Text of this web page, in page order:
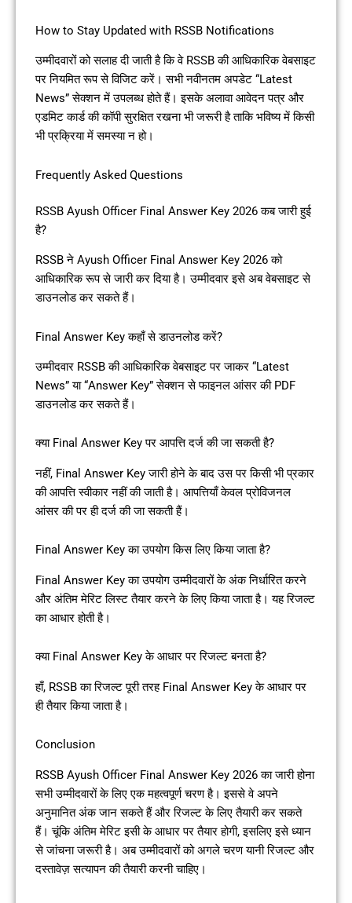
How to Stay Updated with RSSB Notifications
उम्मीदवारों को सलाह दी जाती है कि वे RSSB की आधिकारिक वेबसाइट
पर नियमित रूप से विजिट करें। सभी नवीनतम अपडेट “Latest
News” सेक्शन में उपलब्ध होते हैं। इसके अलावा आवेदन पत्र और
एडमिट कार्ड की कॉपी सुरक्षित रखना भी जरूरी है ताकि भविष्य में किसी
भी प्रक्रिया में समस्या न हो।
Frequently Asked Questions
RSSB Ayush Officer Final Answer Key 2026 कब जारी हुई
है?
RSSB ने Ayush Officer Final Answer Key 2026 को
आधिकारिक रूप से जारी कर दिया है। उम्मीदवार इसे अब वेबसाइट से
डाउनलोड कर सकते हैं।
Final Answer Key कहाँ से डाउनलोड करें?
उम्मीदवार RSSB की आधिकारिक वेबसाइट पर जाकर “Latest
News” या “Answer Key” सेक्शन से फाइनल आंसर की PDF
डाउनलोड कर सकते हैं।
क्या Final Answer Key पर आपत्ति दर्ज की जा सकती है?
नहीं, Final Answer Key जारी होने के बाद उस पर किसी भी प्रकार
की आपत्ति स्वीकार नहीं की जाती है। आपत्तियाँ केवल प्रोविजनल
आंसर की पर ही दर्ज की जा सकती हैं।
Final Answer Key का उपयोग किस लिए किया जाता है?
Final Answer Key का उपयोग उम्मीदवारों के अंक निर्धारित करने
और अंतिम मेरिट लिस्ट तैयार करने के लिए किया जाता है। यह रिजल्ट
का आधार होती है।
क्या Final Answer Key के आधार पर रिजल्ट बनता है?
हाँ, RSSB का रिजल्ट पूरी तरह Final Answer Key के आधार पर
ही तैयार किया जाता है।
Conclusion
RSSB Ayush Officer Final Answer Key 2026 का जारी होना
सभी उम्मीदवारों के लिए एक महत्वपूर्ण चरण है। इससे वे अपने
अनुमानित अंक जान सकते हैं और रिजल्ट के लिए तैयारी कर सकते
हैं। चूंकि अंतिम मेरिट इसी के आधार पर तैयार होगी, इसलिए इसे ध्यान
से जांचना जरूरी है। अब उम्मीदवारों को अगले चरण यानी रिजल्ट और
दस्तावेज़ सत्यापन की तैयारी करनी चाहिए।